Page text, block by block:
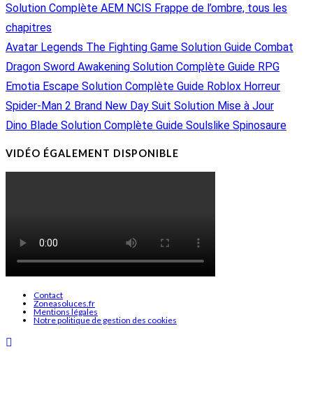
Solution Complète AEM NCIS Frappe de l’ombre, tous les
chapitres
Avatar Legends The Fighting Game Solution Guide Combat
Dragon Sword Awakening Solution Complète Guide RPG
Emotia Escape Solution Complète Guide Roblox Horreur
Spider-Man 2 Brand New Day Suit Solution Mise à Jour
Dino Blade Solution Complète Guide Soulslike Spinosaure
VIDÉO ÉGALEMENT DISPONIBLE
Contact
Zoneasoluces.fr
Mentions légales
Notre politique de gestion des cookies